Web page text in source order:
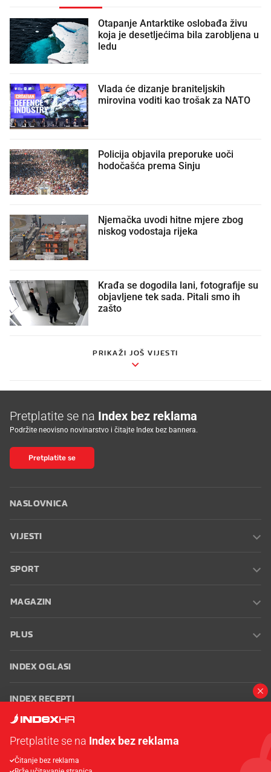
Otapanje Antarktike oslobađa živu
koja je desetljećima bila zarobljena u
ledu
Vlada će dizanje braniteljskih
mirovina voditi kao trošak za NATO
Policija objavila preporuke uoči
hodočašća prema Sinju
Njemačka uvodi hitne mjere zbog
niskog vodostaja rijeka
Krađa se dogodila lani, fotografije su
objavljene tek sada. Pitali smo ih
zašto
PRIKAŽI JOŠ VIJESTI
Pretplatite se na Index bez reklama
Podržite neovisno novinarstvo i čitajte Index bez bannera.
Pretplatite se
NASLOVNICA
VIJESTI
SPORT
MAGAZIN
PLUS
INDEX OGLASI
INDEX RECEPTI
Oglašavanje Zaposli se na Indexu
Pretplatite se na Index bez reklama
Čitanje bez reklama